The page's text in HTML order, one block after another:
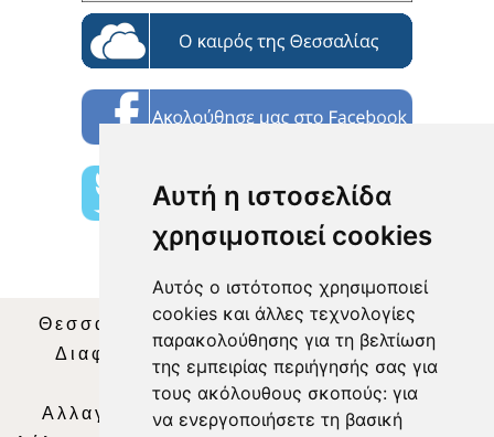
Αυτή η ιστοσελίδα
χρησιμοποιεί cookies
Αυτός ο ιστότοπος χρησιμοποιεί
cookies και άλλες τεχνολογίες
παρακολούθησης για τη βελτίωση
της εμπειρίας περιήγησής σας για
τους ακόλουθους σκοπούς: για
να ενεργοποιήσετε τη βασική
Θεσσαλία Τηλεόραση|SNG Services
Διαφήμιση | Όροι Χρήσης |Δήλωση
Απορρήτου |
Περιεχόμενο
Αλλαγή Προτιμήσεων για τα Cookies